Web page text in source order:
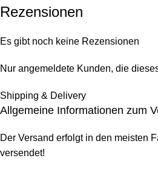
Rezensionen
Es gibt noch keine Rezensionen
Nur angemeldete Kunden, die
Shipping & Delivery
Allgemeine Informationen zum
Der Versand erfolgt in den meisten
versendet!